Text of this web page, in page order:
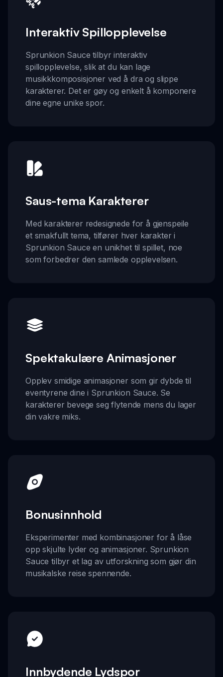
Interaktiv Spillopplevelse
Sprunkion Sauce tilbyr interaktiv
spillopplevelse, slik at du kan lage
musikkkomposisjoner ved å dra og slippe
karakterer. Det er gøy og enkelt å komponere
dine egne unike spor.
Saus-tema Karakterer
Med karakterer redesignede for å gjenspeile
et smakfullt tema, tilfører hver karakter i
Sprunkion Sauce en unikhet til spillet, noe
som forbedrer den samlede opplevelsen.
Spektakulære Animasjoner
Opplev smidige animasjoner som gir dybde til
eventyrene dine i Sprunkion Sauce. Se
karakterer bevege seg flytende mens du lager
din vakre miks.
Bonusinnhold
Eksperimenter med kombinasjoner for å låse
opp skjulte lyder og animasjoner. Sprunkion
Sauce tilbyr et lag av utforskning som gjør din
musikalske reise spennende.
Innbydende Lydspor